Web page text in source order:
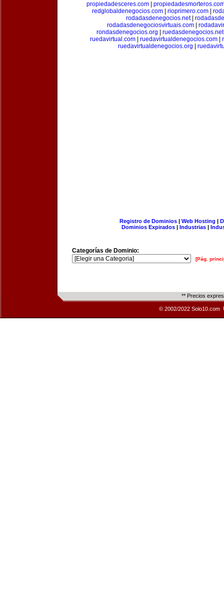
propiedadesceres.com|
redglobaldenegocios.com
rioprimero.com
rodadasdenegocios.net|
rodadasdenegociosvirtuais.com|
rondasdenegocios.org
ruedasdenegocios.net
ruedavirtual.com| ruedavirtualdenegocios.com|
ruedavirtualdenegocios.org
Registro de Dominios| Web Hosting |
Dominios Expirados | Industrias |
Categorías de Dominio:
[Pág.
** Precios
© 2002/2022 Solo10.com